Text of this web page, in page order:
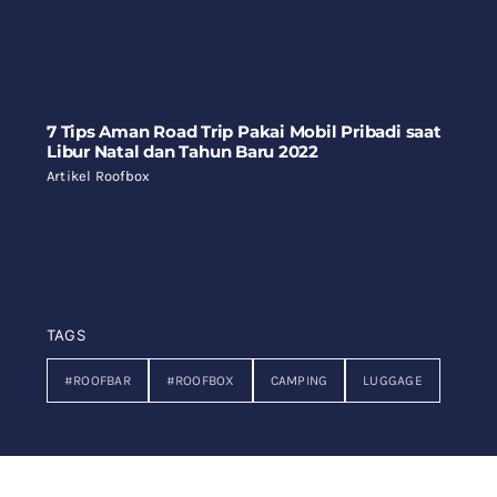
7 Tips Aman Road Trip Pakai Mobil Pribadi saat
Libur Natal dan Tahun Baru 2022
Artikel Roofbox
TAGS
#ROOFBAR #ROOFBOX CAMPING LUGGAGE